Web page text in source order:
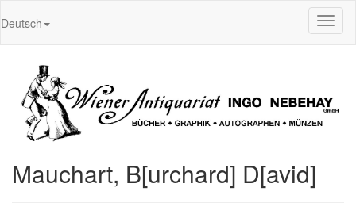
Deutsch
Mauchart, B[urchard] D[avid]